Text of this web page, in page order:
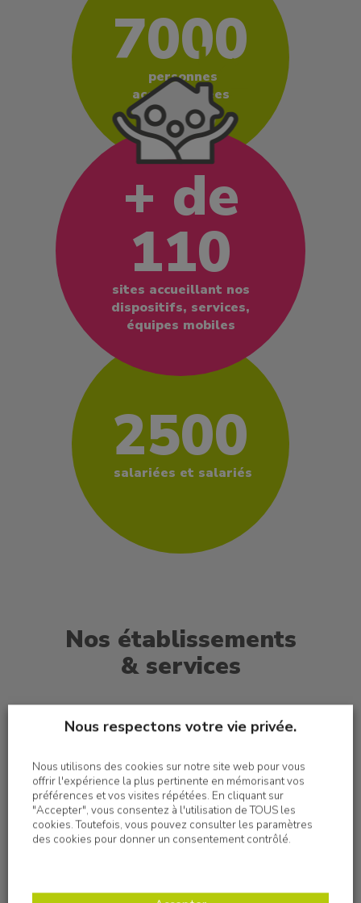
2500
salariées et salariés
+ de
110
sites accueillant nos
dispositifs, services,
équipes mobiles
7000
personnes
accompagnées
Nos établissements
& services
Nous respectons votre vie privée.
Nous utilisons des cookies sur notre site web pour vous
offrir l'expérience la plus pertinente en mémorisant vos
préférences et vos visites répétées. En cliquant sur
"Accepter", vous consentez à l'utilisation de TOUS les
cookies. Toutefois, vous pouvez consulter les paramètres
des cookies pour donner un consentement contrôlé.